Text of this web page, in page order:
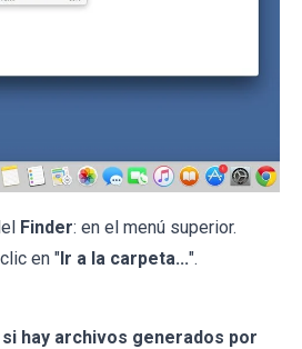
Finder: en el menú superior.
en "Ir a la carpeta...".
hay archivos generados por